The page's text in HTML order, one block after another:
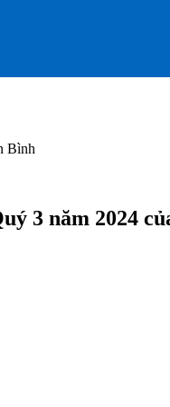
Bình
3 năm 2024